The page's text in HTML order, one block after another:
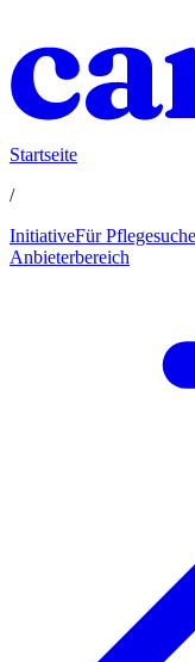
Startseite
/
InitiativeFür
Anbieterbereich